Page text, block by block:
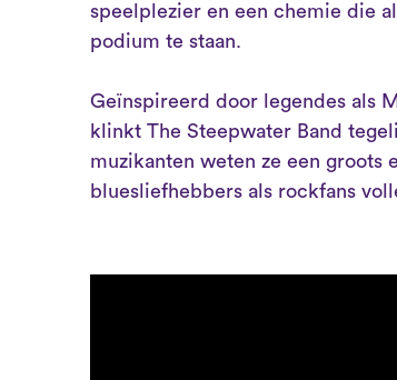
speelplezier en een chemie die
podium te staan.
Geïnspireerd door legendes als
klinkt The Steepwater Band
muzikanten weten ze een groots
bluesliefhebbers als rockfans